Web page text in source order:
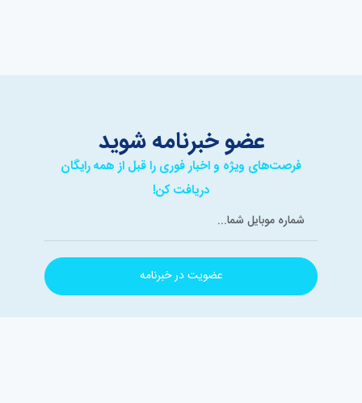
عضو خبرنامه شوید
فرصت‌های ویژه و اخبار فوری را قبل از همه رایگان
دریافت کن!
عضویت در خبرنامه